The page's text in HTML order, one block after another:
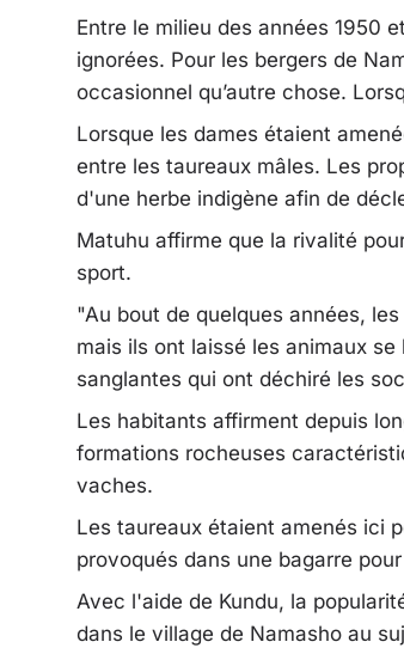
Entre le milieu des années 1950
ignorées. Pour les bergers de
occasionnel qu’autre chose.
Lorsque les dames étaient
entre les taureaux mâles. Les
d'une herbe indigène afin de
Matuhu affirme que la rivalité
sport.
"Au bout de quelques années,
mais ils ont laissé les animaux
sanglantes qui ont déchiré les
Les habitants affirment depuis
formations rocheuses
vaches.
Les taureaux étaient amenés ici
provoqués dans une bagarre
Avec l'aide de Kundu, la
dans le village de Namasho au